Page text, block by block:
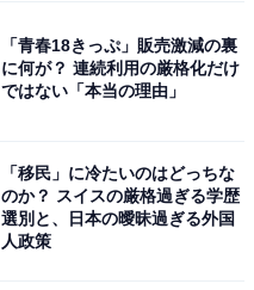
「青春18きっぷ」販売激減の裏
に何が？ 連続利用の厳格化だけ
ではない「本当の理由」
「移民」に冷たいのはどっちな
のか？ スイスの厳格過ぎる学歴
選別と、日本の曖昧過ぎる外国
人政策